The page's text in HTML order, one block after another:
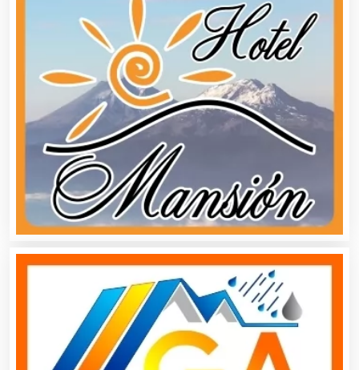
Artículos de Oficina
Artículos de Piel
Artículos Deportivos
Artículos Importados
Artículos para el Hogar
Artículos para Regalos